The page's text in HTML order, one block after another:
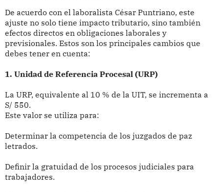
De acuerdo con el laboralista César Puntriano, este
ajuste no solo tiene impacto tributario, sino también
efectos directos en obligaciones laborales y
previsionales. Estos son los principales cambios que
debes tener en cuenta:
1. Unidad de Referencia Procesal (URP)
La URP, equivalente al 10 % de la UIT, se incrementa a
S/ 550.
Este valor se utiliza para:
Determinar la competencia de los juzgados de paz
letrados.
Definir la gratuidad de los procesos judiciales para
trabajadores.